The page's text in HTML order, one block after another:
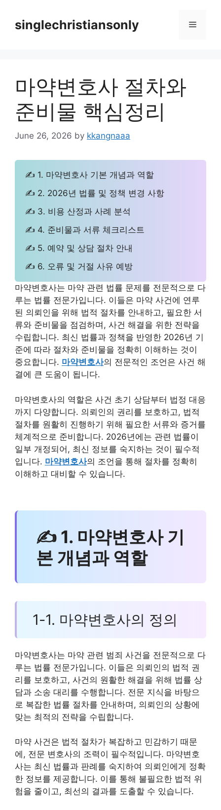
contentsinglechristiansonly Menu
마약변호사 절차와
준비물 핵심정리
June 26, 2026 by kkangnaaa
✍ 1. 마약변호사 기본 개념과 역할
✍ 2. 2026년 법률 및 정책 변경 사항
✍ 3. 비용 산정과 사례 분석
✍ 4. 준비물과 서류 체크리스트
✍ 5. 예약 및 상담 절차 안내
✍ 6. 오류 및 거절 사유 예방
마약변호사는 마약 관련 법률 문제를 전문적으로 다
루는 법률 전문가입니다. 이들은 마약 사건에 연루
된 의뢰인을 위해 법적 절차를 안내하고, 필요한 서
류와 준비물을 점검하며, 사건 해결을 위한 전략을
수립합니다. 최신 법률과 정책을 반영한 2026년 기
준에 따라 절차와 준비물을 정확히 이해하는 것이
중요합니다. 마약변호사의 전문적인 조언은 사건 해
결에 큰 도움이 됩니다.
마약변호사의 역할은 사건 초기 상담부터 법정 대응
까지 다양합니다. 의뢰인의 권리를 보호하고, 법적
절차를 원활히 진행하기 위해 필요한 서류와 증거를
체계적으로 준비합니다. 2026년에는 관련 법률이
일부 개정되어, 최신 정보를 숙지하는 것이 필수적
입니다. 마약변호사의 조언을 통해 절차를 정확히
이해하고 대비할 수 있습니다.
✍ 1. 마약변호사 기
본 개념과 역할
1-1. 마약변호사의 정의
마약변호사는 마약 관련 범죄 사건을 전문적으로 다
루는 법률 전문가입니다. 이들은 의뢰인의 법적 권
리를 보호하고, 사건의 원활한 해결을 위해 법률 상
담과 소송 대리를 수행합니다. 전문 지식을 바탕으
로 복잡한 법률 절차를 안내하며, 의뢰인의 상황에
맞는 최적의 전략을 수립합니다.
마약 사건은 법적 절차가 복잡하고 민감하기 때문
에, 전문 변호사의 조력이 필수적입니다. 마약변호
사는 최신 법률과 판례를 숙지하여 의뢰인에게 정확
한 정보를 제공합니다. 이를 통해 불필요한 법적 위
험을 줄이고, 최선의 결과를 도출할 수 있습니다.